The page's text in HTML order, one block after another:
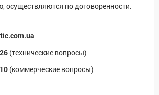
осуществляются по договоренности.
(технические вопросы)
(коммерческие вопросы)